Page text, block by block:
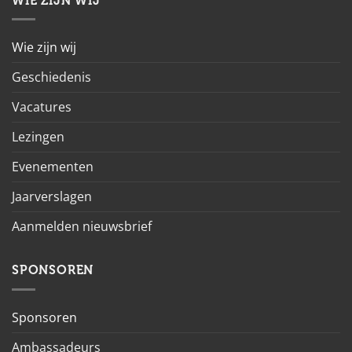
Wie zijn wij
Geschiedenis
Vacatures
Lezingen
Evenementen
Jaarverslagen
Aanmelden nieuwsbrief
SPONSOREN
Sponsoren
Ambassadeurs